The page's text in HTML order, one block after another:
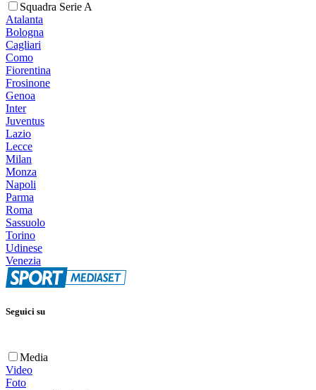
Squadra Serie A
Atalanta
Bologna
Cagliari
Como
Fiorentina
Frosinone
Genoa
Inter
Juventus
Lazio
Lecce
Milan
Monza
Napoli
Parma
Roma
Sassuolo
Torino
Udinese
Venezia
Seguici su
Media
Video
Foto